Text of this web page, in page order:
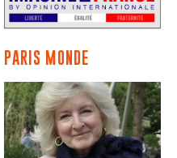
PARIS MONDE